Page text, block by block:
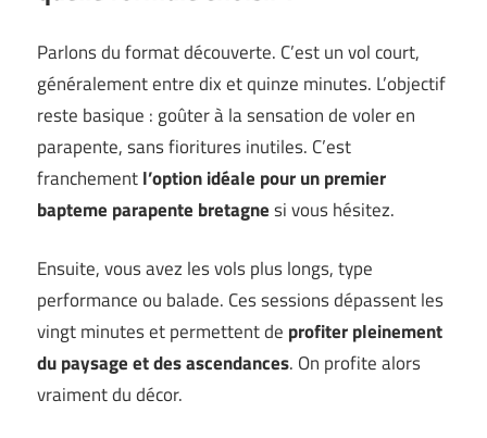
Parlons du format découverte. C’est un vol court,
généralement entre dix et quinze minutes. L’objectif
reste basique : goûter à la sensation de voler en
parapente, sans fioritures inutiles. C’est
franchementl’option idéale pour un premier
bapteme parapente bretagnesi vous hésitez.
Ensuite, vous avez les vols plus longs, type
performance ou balade. Ces sessions dépassent les
vingt minutes et permettent de profiter pleinement
du paysage et des ascendances. On profite alors
vraiment du décor.